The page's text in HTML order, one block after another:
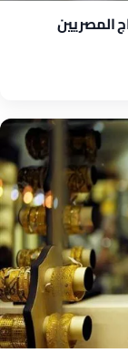
المصريين